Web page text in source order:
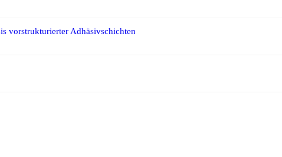
vorstrukturierter Adhäsivschichten